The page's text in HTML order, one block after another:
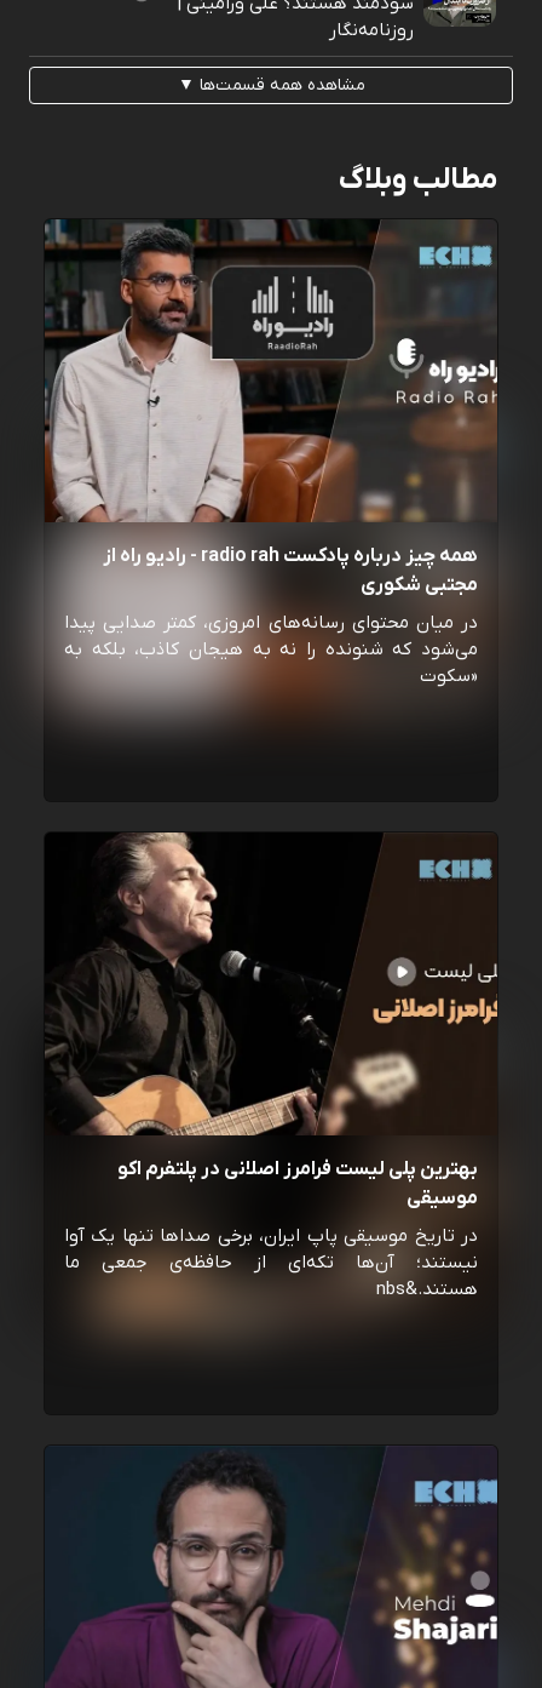
روزنامه‌نگار
مشاهده همه قسمت‌ها ▼
مطالب وبلاگ
همه چیز درباره پادکست radio rah - رادیو راه از
مجتبی شکوری
در میان محتوای رسانه‌های امروزی، کمتر صدایی پیدا
می‌شود که شنونده را نه به هیجان کاذب، بلکه به
«سکوت
بهترین پلی لیست فرامرز اصلانی در پلتفرم اکو
موسیقی
در تاریخ موسیقی پاپ ایران، برخی صداها تنها یک آوا
نیستند؛ آن‌ها تکه‌ای از حافظه‌ی جمعی ما
هستند.&nbs